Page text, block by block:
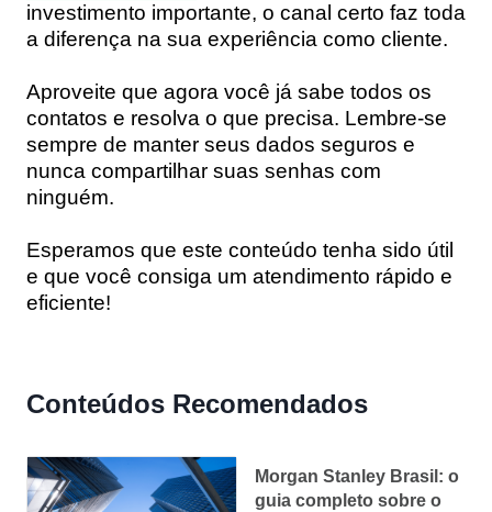
investimento importante, o canal certo faz toda
a diferença na sua experiência como cliente.
Aproveite que agora você já sabe todos os
contatos e resolva o que precisa. Lembre-se
sempre de manter seus dados seguros e
nunca compartilhar suas senhas com
ninguém.
Esperamos que este conteúdo tenha sido útil
e que você consiga um atendimento rápido e
eficiente!
Conteúdos Recomendados
Morgan Stanley Brasil: o
guia completo sobre o